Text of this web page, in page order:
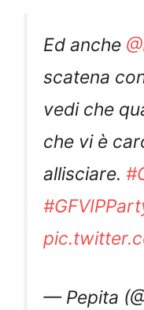
Ed anche
scatena
vedi che
che vi è
allisciare.
— Pepita